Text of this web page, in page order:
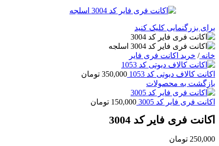
برای بزرگنمایی کلیک کنید
خانه/ خرید اکانت فری فایر
اکانت کالاف دیوتی کد 1053 350,000 تومان
بازگشت به محصولات
اکانت فری فایر کد 3005 150,000 تومان
اکانت فری فایر کد 3004
250,000 تومان